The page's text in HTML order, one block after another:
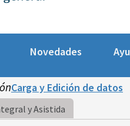
Novedades
Carga y Edición de datos
y Asistida